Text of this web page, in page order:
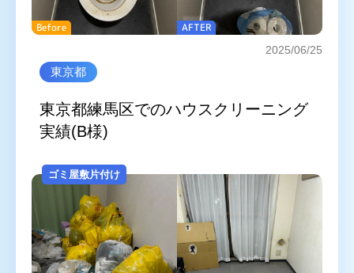
Before AFTER
東京都
2025/06/25
東京都練馬区でのハウスクリーニング
実績(B様)
ゴミ屋敷片付け